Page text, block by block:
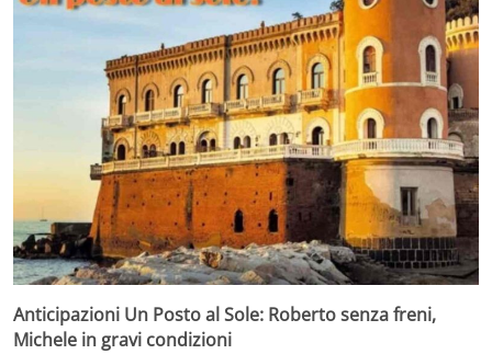
Anticipazioni Un Posto al Sole: Roberto senza freni,
Michele in gravi condizioni